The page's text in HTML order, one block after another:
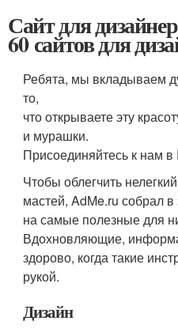
Сайт для
60 сайтов для
Ребята, мы вкладываем
то,
что открываете эту
и мурашки.
Присоединяйтесь к нам
Чтобы облегчить
мастей, AdMe.ru собрал
на самые полезные для
Вдохновляющие,
здорово, когда такие
рукой.
Дизайн